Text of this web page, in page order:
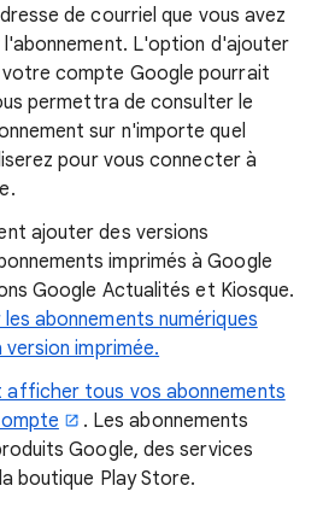
de courriel que vous avez
L'option d'ajouter
compte Google pourrait
permettra de consulter le
sur n'importe quel
pour vous connecter à
ajouter des versions
imprimés à Google
Google Actualités et Kiosque.
abonnements numériques
imprimée.
afficher tous vos abonnements
. Les abonnements
Google, des services
boutique Play Store.